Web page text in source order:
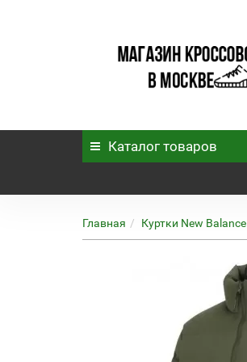
Каталог товаров
Главная Куртки New Balance